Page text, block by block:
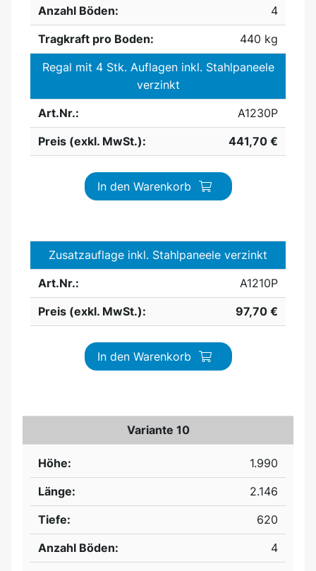
Anzahl Böden:
4
Tragkraft pro Boden:
440 kg
Regal mit 4 Stk. Auflagen inkl. Stahlpaneele
verzinkt
Art.Nr.:
A1230P
Preis (exkl. MwSt.):
441,70 €
In den Warenkorb
Zusatzauflage inkl. Stahlpaneele verzinkt
Art.Nr.:
A1210P
Preis (exkl. MwSt.):
97,70 €
In den Warenkorb
Variante 10
Höhe:
1.990
Länge:
2.146
Tiefe:
620
Anzahl Böden:
4